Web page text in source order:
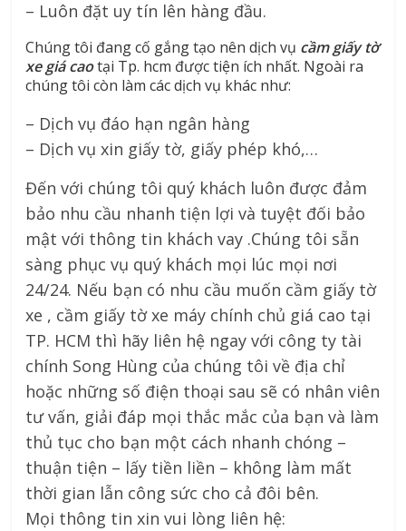
– Luôn đặt uy tín lên hàng đầu.
Chúng tôi đang cố gắng tạo nên dịch vụ cầm giấy tờ
xe giá caotại Tp. hcm được tiện ích nhất. Ngoài ra
chúng tôi còn làm các dịch vụ khác như:
– Dịch vụ đáo hạn ngân hàng
– Dịch vụ xin giấy tờ, giấy phép khó,…
Đến với chúng tôi quý khách luôn được đảm
bảo nhu cầu nhanh tiện lợi và tuyệt đối bảo
mật với thông tin khách vay .Chúng tôi sẵn
sàng phục vụ quý khách mọi lúc mọi nơi
24/24. Nếu bạn có nhu cầu muốn cầm giấy tờ
xe , cầm giấy tờ xe máy chính chủ giá cao tại
TP. HCM thì hãy liên hệ ngay với công ty tài
chính Song Hùng của chúng tôi về địa chỉ
hoặc những số điện thoại sau sẽ có nhân viên
tư vấn, giải đáp mọi thắc mắc của bạn và làm
thủ tục cho bạn một cách nhanh chóng –
thuận tiện – lấy tiền liền – không làm mất
thời gian lẫn công sức cho cả đôi bên.
Mọi thông tin xin vui lòng liên hệ: